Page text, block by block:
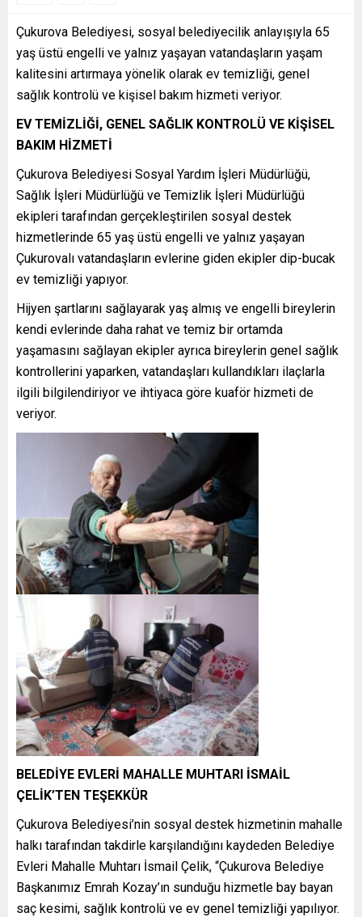
Çukurova Belediyesi, sosyal belediyecilik anlayışıyla 65
yaş üstü engelli ve yalnız yaşayan vatandaşların yaşam
kalitesini artırmaya yönelik olarak ev temizliği, genel
sağlık kontrolü ve kişisel bakım hizmeti veriyor.
EV TEMİZLİĞİ, GENEL SAĞLIK KONTROLÜ VE KİŞİSEL
BAKIM HİZMETİ
Çukurova Belediyesi Sosyal Yardım İşleri Müdürlüğü,
Sağlık İşleri Müdürlüğü ve Temizlik İşleri Müdürlüğü
ekipleri tarafından gerçekleştirilen sosyal destek
hizmetlerinde 65 yaş üstü engelli ve yalnız yaşayan
Çukurovalı vatandaşların evlerine giden ekipler dip-bucak
ev temizliği yapıyor.
Hijyen şartlarını sağlayarak yaş almış ve engelli bireylerin
kendi evlerinde daha rahat ve temiz bir ortamda
yaşamasını sağlayan ekipler ayrıca bireylerin genel sağlık
kontrollerini yaparken, vatandaşları kullandıkları ilaçlarla
ilgili bilgilendiriyor ve ihtiyaca göre kuaför hizmeti de
veriyor.
BELEDİYE EVLERİ MAHALLE MUHTARI İSMAİL
ÇELİK’TEN TEŞEKKÜR
Çukurova Belediyesi’nin sosyal destek hizmetinin mahalle
halkı tarafından takdirle karşılandığını kaydeden Belediye
Evleri Mahalle Muhtarı İsmail Çelik, “Çukurova Belediye
Başkanımız Emrah Kozay’ın sunduğu hizmetle bay bayan
saç kesimi, sağlık kontrolü ve ev genel temizliği yapılıyor.